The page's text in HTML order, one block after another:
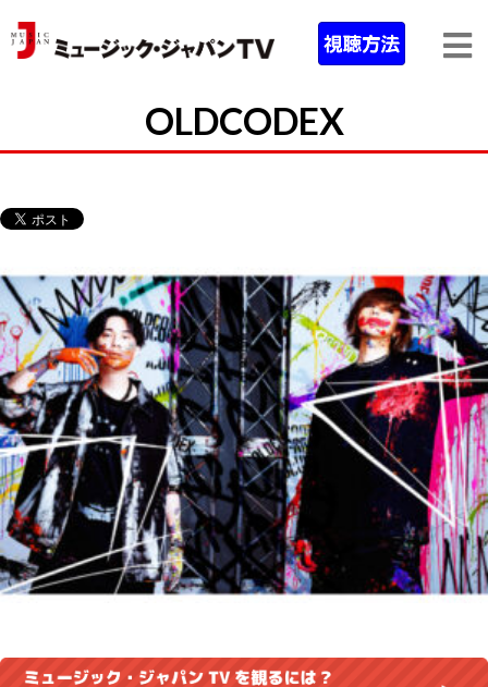
OLDCODEX